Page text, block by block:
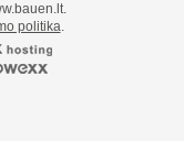
politika.